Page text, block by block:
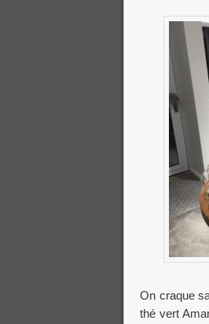
On craque
thé vert